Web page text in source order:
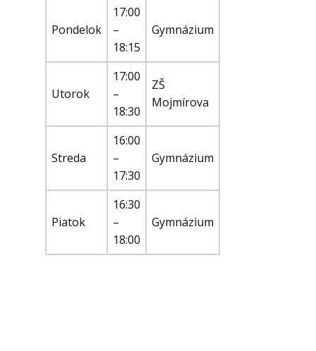
Pondelok
17:00
–
18:15
Gymnázium
Utorok
17:00
–
18:30
ZŠ
Mojmírova
Streda
16:00
–
17:30
Gymnázium
Piatok
16:30
–
18:00
Gymnázium